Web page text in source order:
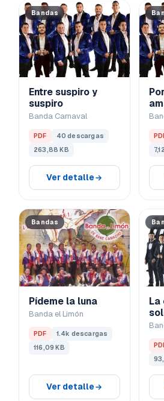
Bandas
Entre suspiro y
suspiro
Banda Carnaval
PDF
40 descargas
263,88 KB
Ver detalle
Bandas
Pídeme la luna
Banda el Limón
PDF
1.4k descargas
116,09 KB
Ver detalle
La